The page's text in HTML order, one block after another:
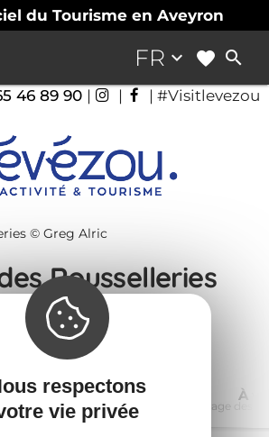
du Tourisme en Aveyron
FR keyboard_arrow_down search
46 89 90 | | | #Visitlevezou
Rousselleries
touristique
Où dormir
Plage des Rousselleries
À
Plage des
respectons
vie privée